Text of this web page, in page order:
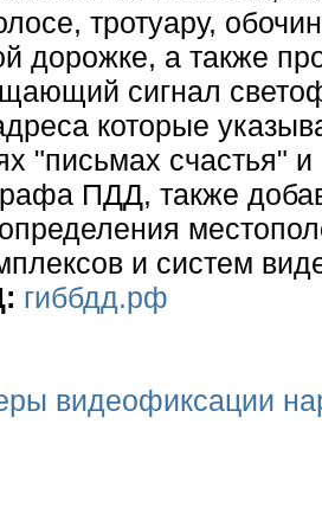
тротуару,
дорожке, а также
сигнал
которые
"письмах счастья"
ПДД, также
и систем
гиббдд.рф
видеофиксации